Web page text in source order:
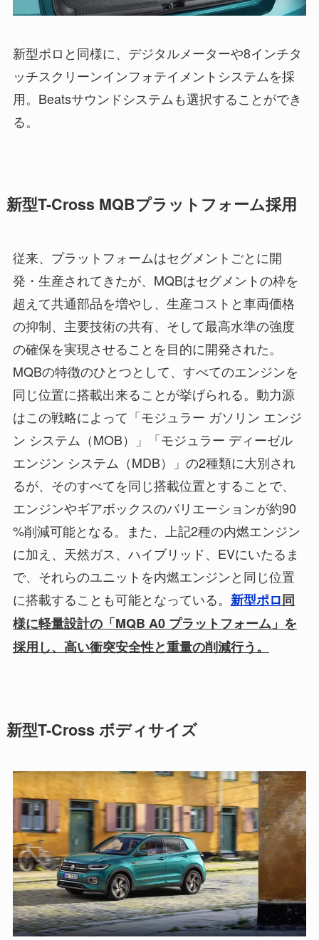
新型ポロと同様に、デジタルメーターや8インチタ
ッチスクリーンインフォテイメントシステムを採
用。Beatsサウンドシステムも選択することができ
る。
新型T-Cross MQBプラットフォーム採用
従来、プラットフォームはセグメントごとに開
発・生産されてきたが、MQBはセグメントの枠を
超えて共通部品を増やし、生産コストと車両価格
の抑制、主要技術の共有、そして最高水準の強度
の確保を実現させることを目的に開発された。
MQBの特徴のひとつとして、すべてのエンジンを
同じ位置に搭載出来ることが挙げられる。動力源
はこの戦略によって「モジュラー ガソリン エンジ
ン システム（MOB）」「モジュラー ディーゼル
エンジン システム（MDB）」の2種類に大別され
るが、そのすべてを同じ搭載位置とすることで、
エンジンやギアボックスのバリエーションが約90
%削減可能となる。また、上記2種の内燃エンジン
に加え、天然ガス、ハイブリッド、EVにいたるま
で、それらのユニットを内燃エンジンと同じ位置
に搭載することも可能となっている。 新型ポロ同
様に軽量設計の「MQB A0 プラットフォーム」を
採用し、高い衝突安全性と重量の削減行う。
新型T-Cross ボディサイズ